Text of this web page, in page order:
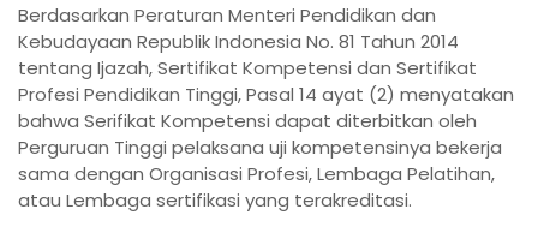
Berdasarkan Peraturan Menteri Pendidikan dan
Kebudayaan Republik Indonesia No. 81 Tahun 2014
tentang Ijazah, Sertifikat Kompetensi dan Sertifikat
Profesi Pendidikan Tinggi, Pasal 14 ayat (2) menyatakan
bahwa Serifikat Kompetensi dapat diterbitkan oleh
Perguruan Tinggi pelaksana uji kompetensinya bekerja
sama dengan Organisasi Profesi, Lembaga Pelatihan,
atau Lembaga sertifikasi yang terakreditasi.